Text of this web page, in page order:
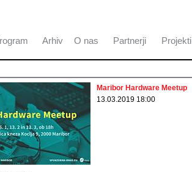
Arhiv O nas Partnerji Projekti
Maribor Hardware Meetup
13.03.2019 18:00